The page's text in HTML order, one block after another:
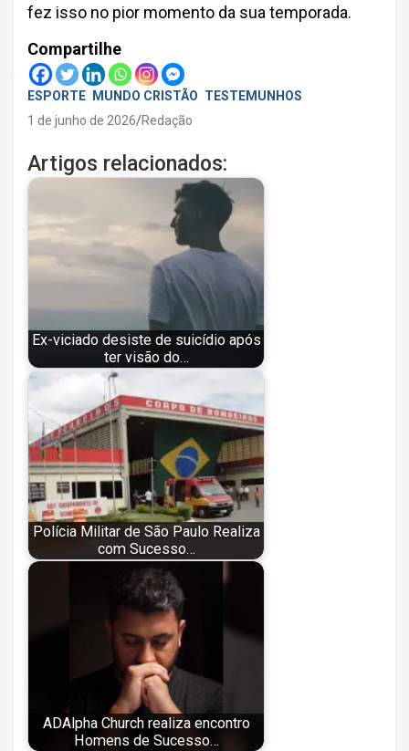
fez isso no pior momento da sua temporada.
Compartilhe
ESPORTE MUNDO CRISTÃO TESTEMUNHOS
1 de junho de 2026 Redação
Artigos relacionados:
Ex-viciado desiste de suicídio após
ter visão do…
Polícia Militar de São Paulo Realiza
com Sucesso…
ADAlpha Church realiza encontro
Homens de Sucesso…